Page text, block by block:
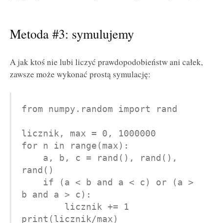
Metoda #3: symulujemy
A jak ktoś nie lubi liczyć prawdopodobieństw ani całek,
zawsze może wykonać prostą symulację:
from numpy.random import rand
licznik, max = 0, 1000000
for n in range(max):
rand()
b and a > c):